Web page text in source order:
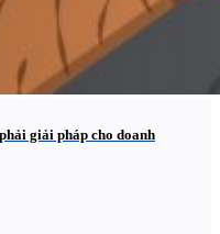
giải pháp cho doanh